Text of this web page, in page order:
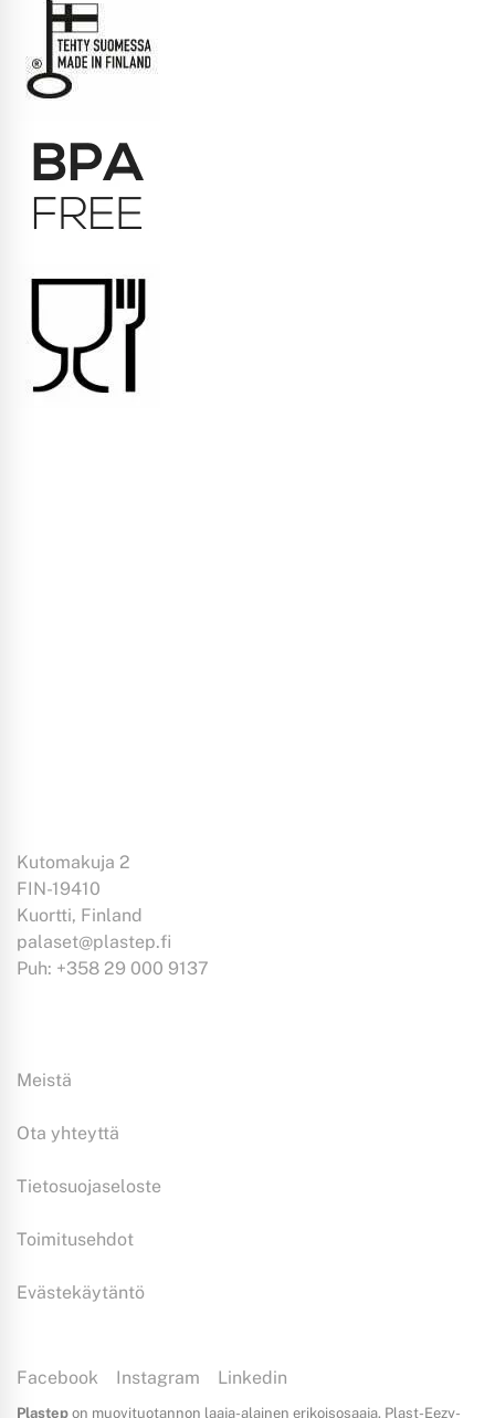
Kutomakuja 2
FIN-19410
Kuortti, Finland
palaset@plastep.fi
Puh: +358 29 000 9137
Meistä
Ota yhteyttä
Tietosuojaseloste
Toimitusehdot
Evästekäytäntö
Facebook Instagram Linkedin
Plastep on muovituotannon laaja-alainen erikoisosaaja. Plast-Eezy-